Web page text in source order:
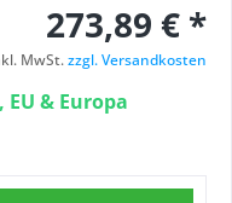
273,89 € *
MwSt.zzgl. Versandkosten
& Europa